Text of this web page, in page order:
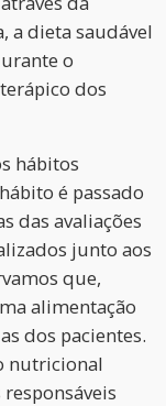
a dieta saudável
o
dos
hábitos
é passado
das avaliações
junto aos
que,
alimentação
dos pacientes.
nutricional